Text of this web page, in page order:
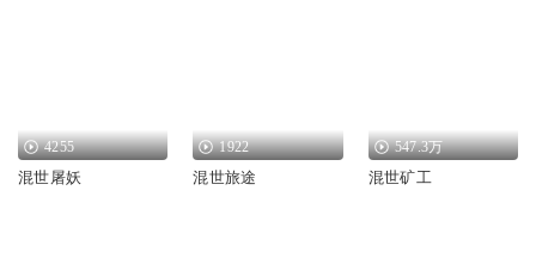
4255
混世屠妖
1922
混世旅途
547.3万
混世矿工